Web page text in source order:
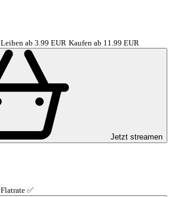
Leihen ab 3.99 EUR Kaufen ab 11.99 EUR
Jetzt streamen
Flatrate ✅